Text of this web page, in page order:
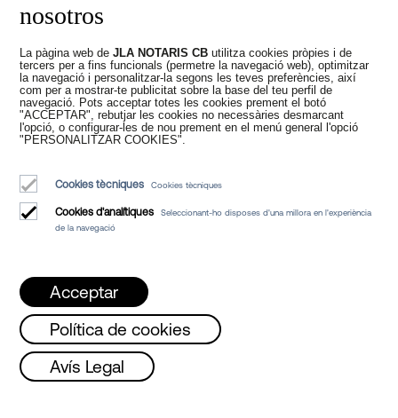
Juan Madridejos Velasco
Luis Alberto Álvarez Moreno
Notaris de Barcelona i Notaris en línia per a tota Espanya
Serveis
Qui som
Avis Legal
Dilluns, Dimecres i Divendres de 08 a
nosotros
La pàgina web deJLA NOTARIS CB utilitza cookies pròpies i de
tercers per a fins funcionals (permetre la navegació web), optimitzar
la navegació i personalitzar-la segons les teves preferències, així
com per a mostrar-te publicitat sobre la base del teu perfil de
navegació. Pots acceptar totes les cookies prement el botó
"ACCEPTAR", rebutjar les cookies no necessàries desmarcant
l'opció, o configurar-les de nou prement en el menú general l'opció
"PERSONALITZAR COOKIES".
Cookies tècniques Cookies tècniques
Cookies d'analítiques
Seleccionant-ho disposes d'una millora en l'experiència
de la navegació
Acceptar
Política de cookies
Avís Legal